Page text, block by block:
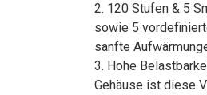
2. 120 Stufen & 5
sowie 5
sanfte
3. Hohe
Gehäuse ist diese